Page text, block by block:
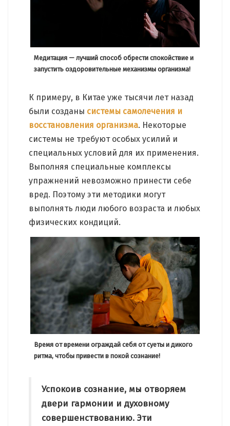
Медитация — лучший способ обрести спокойствие и
запустить оздоровительные механизмы организма!
К примеру, в Китае уже тысячи лет назад
были созданы системы самолечения и
восстановления организма. Некоторые
системы не требуют особых усилий и
специальных условий для их применения.
Выполняя специальные комплексы
упражнений невозможно принести себе
вред. Поэтому эти методики могут
выполнять люди любого возраста и любых
физических кондиций.
Время от времени ограждай себя от суеты и дикого
ритма, чтобы привести в покой сознание!
Успокоив сознание, мы отворяем
двери гармонии и духовному
совершенствованию. Эти